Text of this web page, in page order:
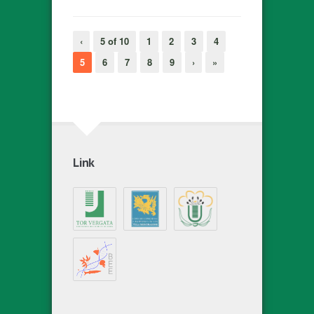
‹ 5 of 10 1 2 3
4
5
6 7 8 9 › »
Link